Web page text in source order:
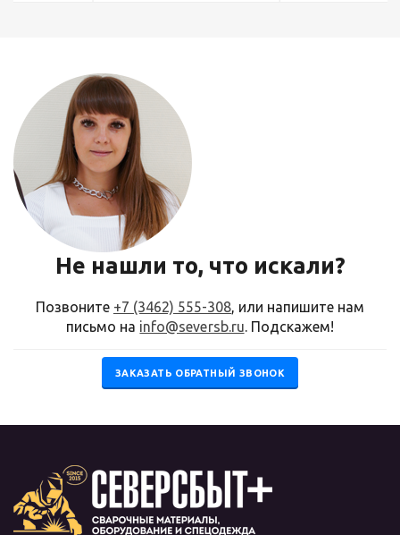
Не нашли то, что искали?
Позвоните +7 (3462) 555-308, или напишите нам
письмо на info@seversb.ru. Подскажем!
ЗАКАЗАТЬ ОБРАТНЫЙ ЗВОНОК